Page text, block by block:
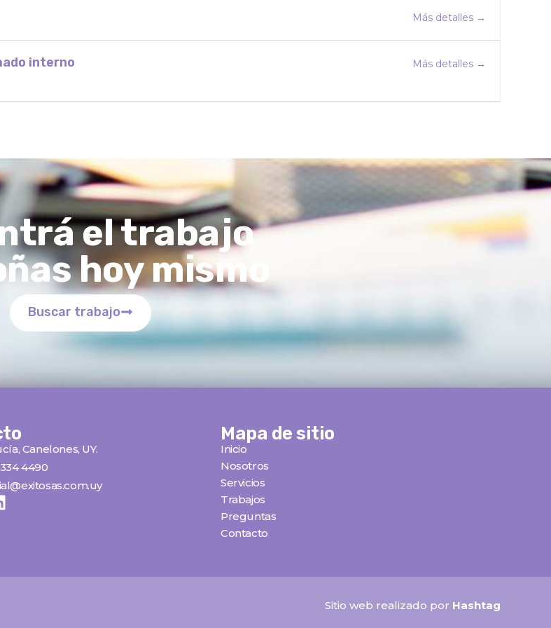
Más detalles
interno
Más detalles
el trabajo
hoy mismo
Buscar trabajo
Canelones, UY.
4490
Mapa de sitio
Inicio
Nosotros
Servicios
Trabajos
Preguntas
Contacto
Sitio web realizado por Hashtag